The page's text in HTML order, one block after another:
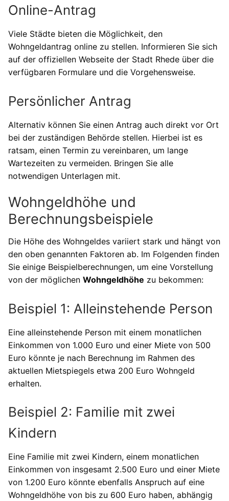
Online-Antrag
Viele Städte bieten die Möglichkeit, den
Wohngeldantrag online zu stellen. Informieren Sie sich
auf der offiziellen Webseite der Stadt Rhede über die
verfügbaren Formulare und die Vorgehensweise.
Persönlicher Antrag
Alternativ können Sie einen Antrag auch direkt vor Ort
bei der zuständigen Behörde stellen. Hierbei ist es
ratsam, einen Termin zu vereinbaren, um lange
Wartezeiten zu vermeiden. Bringen Sie alle
notwendigen Unterlagen mit.
Wohngeldhöhe und
Berechnungsbeispiele
Die Höhe des Wohngeldes variiert stark und hängt von
den oben genannten Faktoren ab. Im Folgenden finden
Sie einige Beispielberechnungen, um eine Vorstellung
von der möglichen Wohngeldhöhe zu bekommen:
Beispiel 1: Alleinstehende Person
Eine alleinstehende Person mit einem monatlichen
Einkommen von 1.000 Euro und einer Miete von 500
Euro könnte je nach Berechnung im Rahmen des
aktuellen Mietspiegels etwa 200 Euro Wohngeld
erhalten.
Beispiel 2: Familie mit zwei
Kindern
Eine Familie mit zwei Kindern, einem monatlichen
Einkommen von insgesamt 2.500 Euro und einer Miete
von 1.200 Euro könnte ebenfalls Anspruch auf eine
Wohngeldhöhe von bis zu 600 Euro haben, abhängig